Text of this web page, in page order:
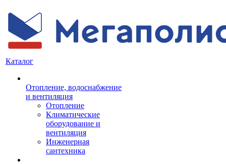
Каталог
Отопление, водоснабжение
и вентиляция
Отопление
Климатические
оборудование и
вентиляция
Инженерная
сантехника